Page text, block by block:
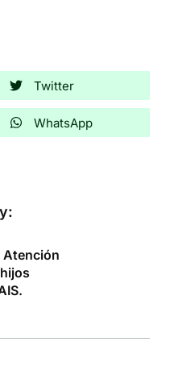
Twitter
WhatsApp
Atención